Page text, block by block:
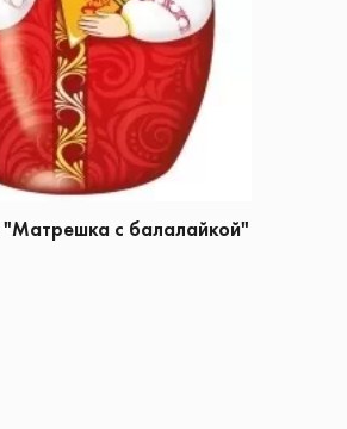
"Матрешка с балалайкой"